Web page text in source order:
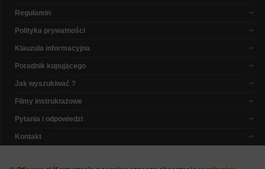
Regulamin
Polityka prywatności
Klauzula informacyjna
Poradnik kupującego
Jak wyszukiwać ?
Filmy instruktażowe
Pytania i odpowiedzi
Kontakt